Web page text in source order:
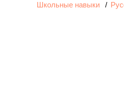
Школьные навыки